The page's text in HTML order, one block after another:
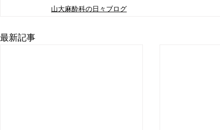
山大麻酔科の日々ブログ
最新記事